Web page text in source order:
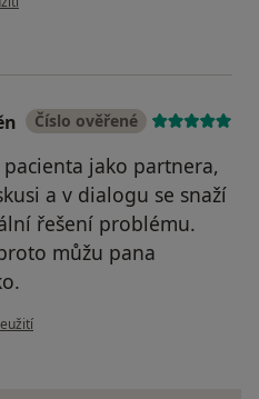
Číslo ověřené
jako partnera,
a v dialogu se snaží
řešení problému.
můžu pana
uživatele Váš účet byl odstraněn